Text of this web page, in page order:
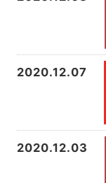
2020.12.07
2020.12.03